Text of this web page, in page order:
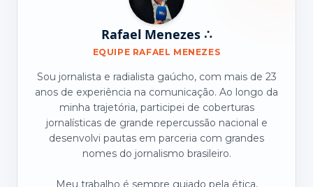
Rafael Menezes ∴
EQUIPE RAFAEL MENEZES
Sou jornalista e radialista gaúcho, com mais de 23
anos de experiência na comunicação. Ao longo da
minha trajetória, participei de coberturas
jornalísticas de grande repercussão nacional e
desenvolvi pautas em parceria com grandes
nomes do jornalismo brasileiro.
Meu trabalho é sempre guiado pela ética,